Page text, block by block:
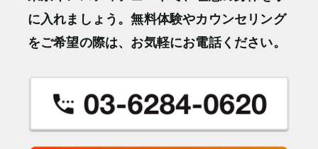
に入れましょう。無料体験やカウンセリング
をご希望の際は、お気軽にお電話ください。